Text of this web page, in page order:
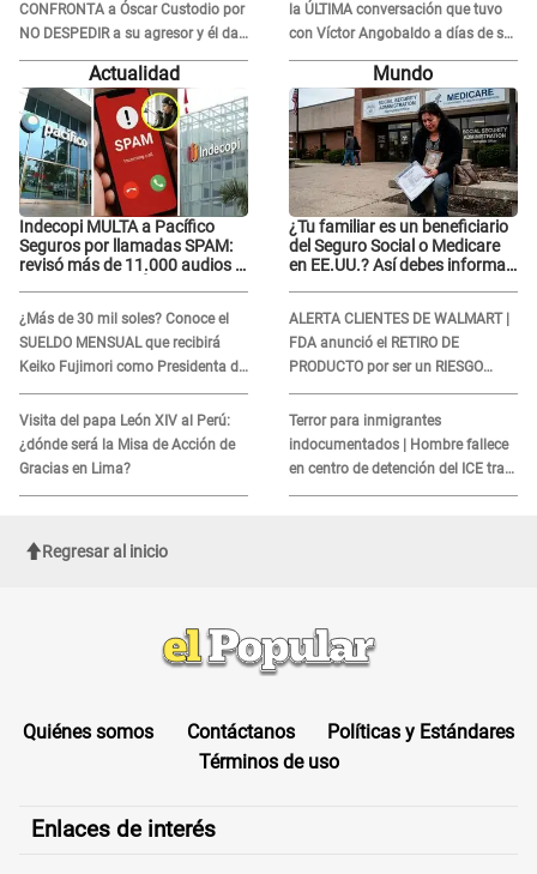
CONFRONTA a Óscar Custodio por
NO DESPEDIR a su agresor y él da
INDIGNANTE respuesta: "Nadie me
dice qué hacer"
la ÚLTIMA conversación que tuvo
con Víctor Angobaldo a días de su
inesperada partida: "Hace dos
Actualidad
Indecopi MULTA a Pacífico
Seguros por llamadas SPAM:
revisó más de 11.000 audios y
¿Más de 30 mil soles? Conoce el
SUELDO MENSUAL que recibirá
Keiko Fujimori como Presidenta de
la República
Visita del papa León XIV al Perú:
¿dónde será la Misa de Acción de
Gracias en Lima?
Mundo
¿Tu familiar es un beneficiario
del Seguro Social o Medicare
en EE.UU.? Así debes informar
ALERTA CLIENTES DE WALMART |
FDA anunció el RETIRO DE
PRODUCTO por ser un RIESGO
MORTAL para consumidores: ¿Cuál
es?
Terror para inmigrantes
indocumentados | Hombre fallece
en centro de detención del ICE tras
sufrir una "emergencia médica"
Regresar al inicio
Quiénes somos Contáctanos
Políticas y Estándares
Términos de uso
Enlaces de interés